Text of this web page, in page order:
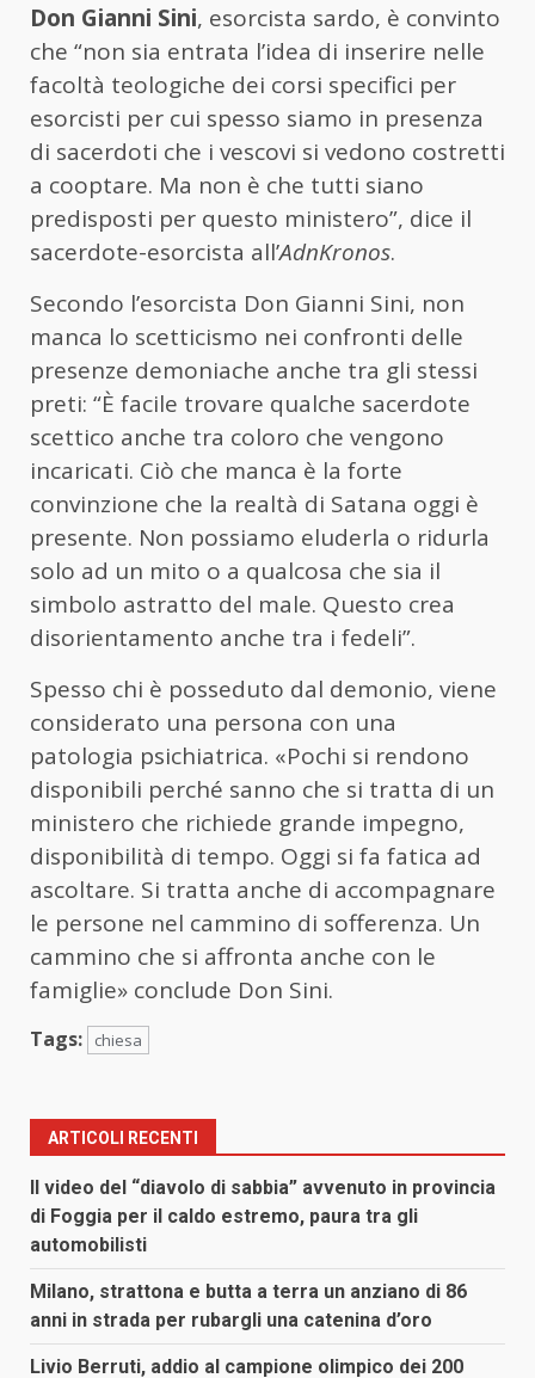
Don Gianni Sini, esorcista sardo, è convinto
che “non sia entrata l’idea di inserire nelle
facoltà teologiche dei corsi specifici per
esorcisti per cui spesso siamo in presenza
di sacerdoti che i vescovi si vedono costretti
a cooptare. Ma non è che tutti siano
predisposti per questo ministero”, dice il
sacerdote-esorcista all’AdnKronos.
Secondo l’esorcista Don Gianni Sini, non
manca lo scetticismo nei confronti delle
presenze demoniache anche tra gli stessi
preti: “È facile trovare qualche sacerdote
scettico anche tra coloro che vengono
incaricati. Ciò che manca è la forte
convinzione che la realtà di Satana oggi è
presente. Non possiamo eluderla o ridurla
solo ad un mito o a qualcosa che sia il
simbolo astratto del male. Questo crea
disorientamento anche tra i fedeli”.
Spesso chi è posseduto dal demonio, viene
considerato una persona con una
patologia psichiatrica. «Pochi si rendono
disponibili perché sanno che si tratta di un
ministero che richiede grande impegno,
disponibilità di tempo. Oggi si fa fatica ad
ascoltare. Si tratta anche di accompagnare
le persone nel cammino di sofferenza. Un
cammino che si affronta anche con le
famiglie» conclude Don Sini.
Tags: chiesa
ARTICOLI RECENTI
Il video del “diavolo di sabbia” avvenuto in provincia
di Foggia per il caldo estremo, paura tra gli
automobilisti
Milano, strattona e butta a terra un anziano di 86
anni in strada per rubargli una catenina d’oro
Livio Berruti, addio al campione olimpico dei 200